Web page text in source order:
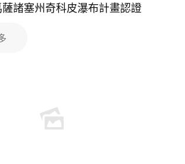
諸塞州奇科皮瀑布計畫認證